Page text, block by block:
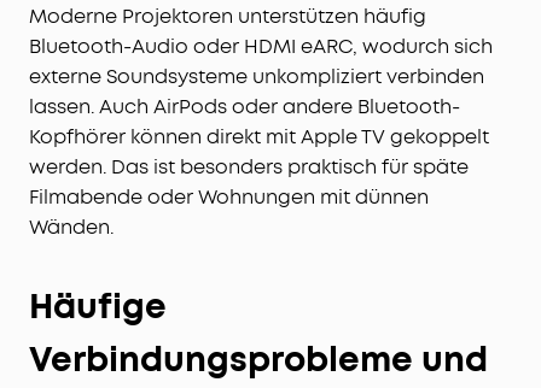
Moderne Projektoren unterstützen häufig
Bluetooth-Audio oder HDMI eARC, wodurch sich
externe Soundsysteme unkompliziert verbinden
lassen. Auch AirPods oder andere Bluetooth-
Kopfhörer können direkt mit Apple TV gekoppelt
werden. Das ist besonders praktisch für späte
Filmabende oder Wohnungen mit dünnen
Wänden.
Häufige
Verbindungsprobleme und